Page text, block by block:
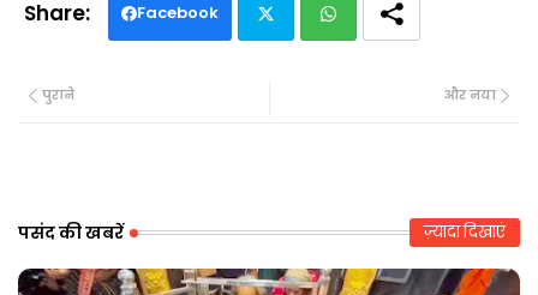
Facebook
और नया
पुराने
पसंद की खबरें ज़्यादा दिखाएं